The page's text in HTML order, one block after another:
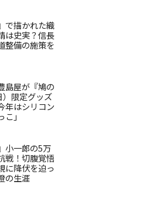
で描かれた織
は史実？信長
整備の施策を
島屋が『鳩の
）限定グッズ
年はシリコン
」
小一郎の5万
戦！切腹覚悟
に降伏を迫っ
の生涯